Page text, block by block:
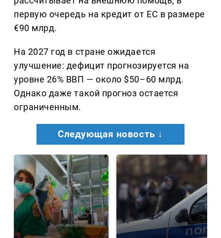
первую очередь на кредит от ЕС в размере
€90 млрд.
На 2027 год в стране ожидается
улучшение: дефицит прогнозируется на
уровне 26% ВВП — около $50–60 млрд.
Однако даже такой прогноз остается
ограниченным.
Следующая новость ↓